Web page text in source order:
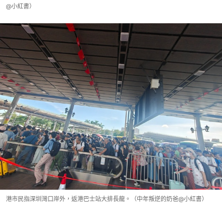
@小紅書）
港市民指深圳灣口岸外，返港巴士站大排長龍。（中年叛逆的奶爸@小紅書）